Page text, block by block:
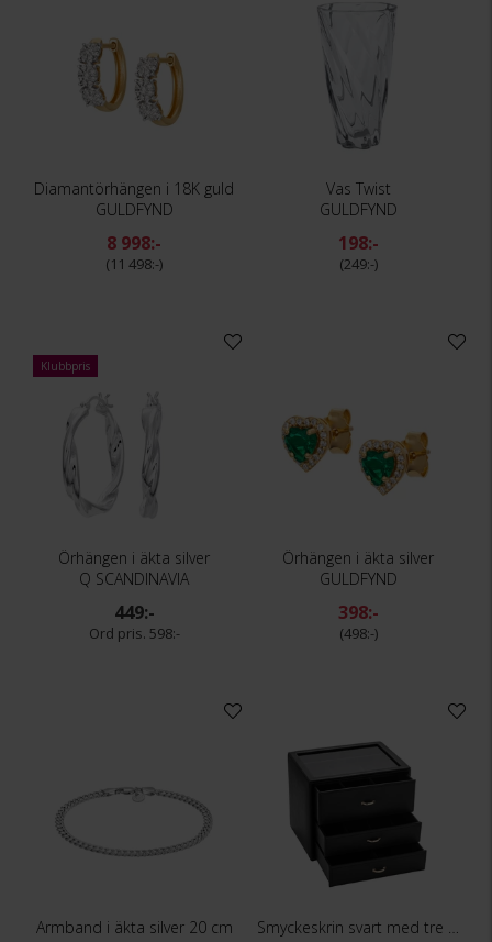
Diamantörhängen i 18K guld
GULDFYND
8 998:-
11 498:-
Vas Twist
GULDFYND
198:-
249:-
Klubbpris
Örhängen i äkta silver
Q SCANDINAVIA
449:-
598:-
Örhängen i äkta silver
GULDFYND
398:-
498:-
Armband i äkta silver 20 cm
Smyckeskrin svart med tre lådor